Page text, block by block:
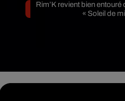
Rim’K revient bien
« Soleil de